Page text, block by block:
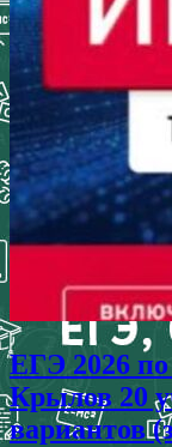
ЕГЭ 2026
Крылов 20
вариантов